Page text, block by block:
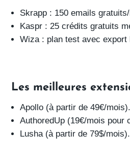
Skrapp : 150 emails
Kaspr : 25 crédits gratuits
Wiza : plan test avec export
Les meilleures
Apollo (à partir de 49€/mois).
AuthoredUp (19€/mois pour
Lusha (à partir de 79$/mois).